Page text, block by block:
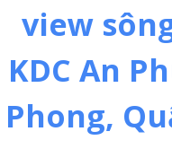
view
KDC An
Phong,